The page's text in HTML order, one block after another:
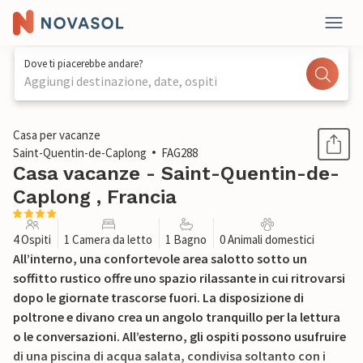
Dove ti piacerebbe andare?
Aggiungi destinazione, date, ospiti
1 / 17
Casa per vacanze
Saint-Quentin-de-Caplong
FAG288
Casa vacanze - Saint-Quentin-de-
Caplong , Francia
4 Ospiti 1 Camera da letto 1 Bagno 0 Animali domestici
All’interno, una confortevole area salotto sotto un
soffitto rustico offre uno spazio rilassante in cui ritrovarsi
dopo le giornate trascorse fuori. La disposizione di
poltrone e divano crea un angolo tranquillo per la lettura
o le conversazioni. All’esterno, gli ospiti possono usufruire
di una piscina di acqua salata, condivisa soltanto con i